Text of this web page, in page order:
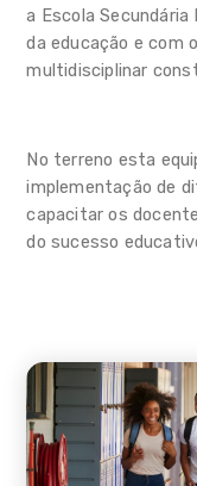
Programas e
Linha Temporal
Centro Qualifica
Sintra
Impressos e
Perguntas
Contactos
a Escola
da educação e com
multidisciplinar
No terreno esta
implementação de
capacitar os
do sucesso